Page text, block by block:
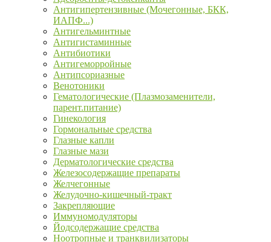
Антигипертензивные (Мочегонные, БКК,
ИАПФ...)
Антигельминтные
Антигистаминные
Антибиотики
Антигеморройные
Антипсориазные
Венотоники
Гематологические (Плазмозаменители,
парент.питание)
Гинекология
Гормональные средства
Глазные капли
Глазные мази
Дерматологические средства
Железосодержащие препараты
Желчегонные
Желудочно-кишечный-тракт
Закрепляющие
Иммуномодуляторы
Йодсодержащие средства
Ноотропные и транквилизаторы